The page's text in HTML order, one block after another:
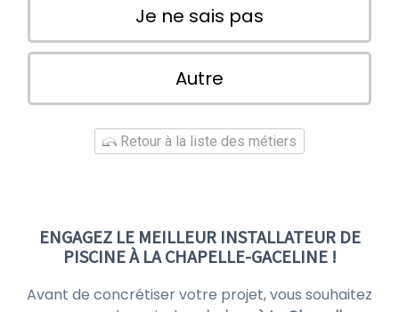
Je ne sais pas
Autre
Retour à la liste des métiers
ENGAGEZ LE MEILLEUR INSTALLATEUR DE
PISCINE À LA CHAPELLE-GACELINE !
Avant de concrétiser votre projet, vous souhaitez